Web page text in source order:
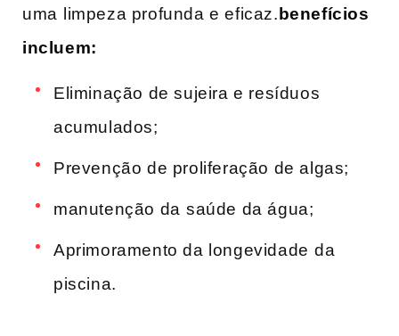
uma ⁤limpeza profunda e eficaz. benefícios
incluem:
Eliminação de sujeira e resíduos
acumulados;
Prevenção de proliferação de algas;
manutenção da⁢ saúde da água;
Aprimoramento da ‌longevidade⁢ da‍
piscina.